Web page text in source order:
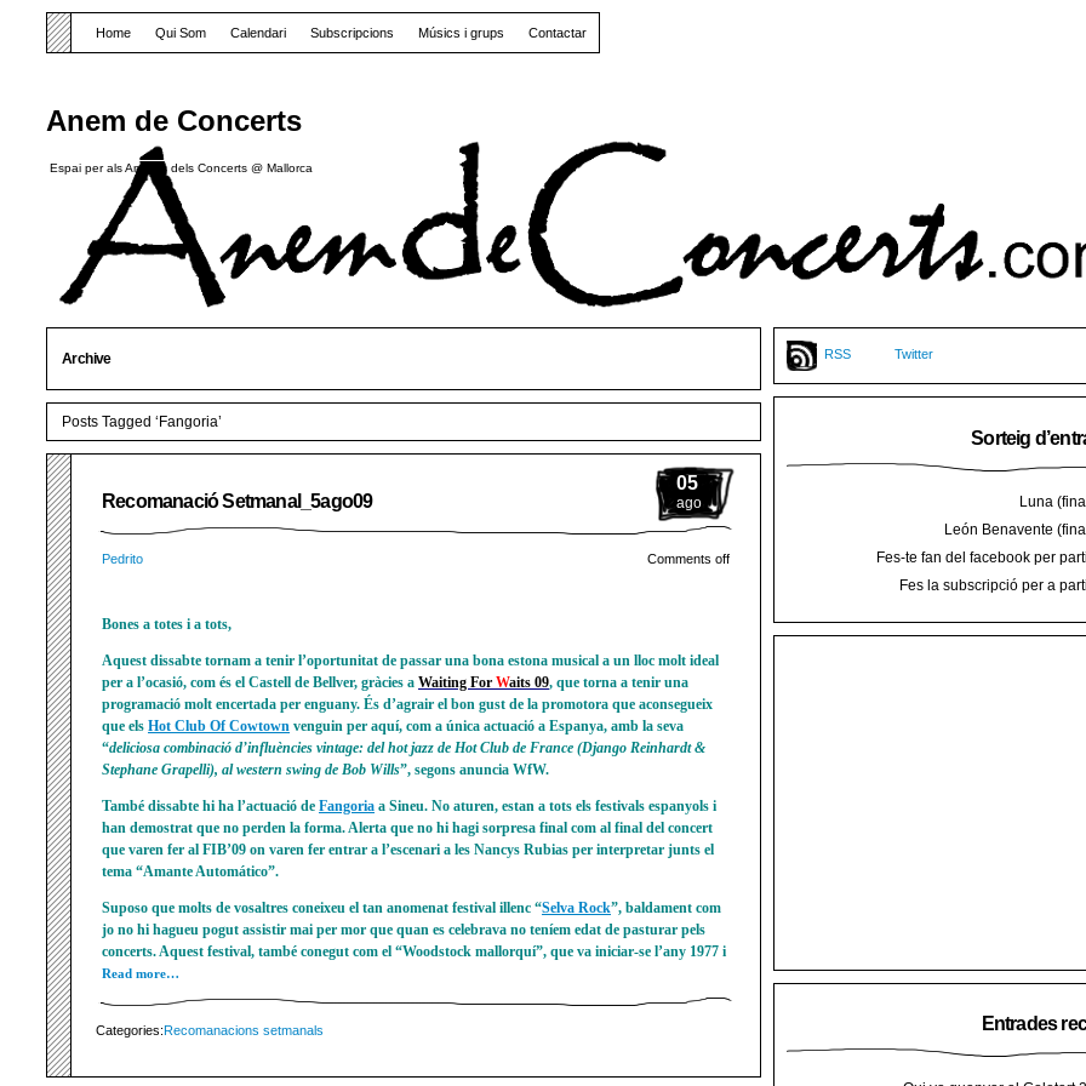
Anem de Concerts
Espai per als Amants dels Concerts @ Mallorca
Home Qui Som Calendari Subscripcions Músics i grups Contactar
Archive
Posts Tagged ‘Fangoria’
05
ago
Recomanació Setmanal_5ago09
Pedrito Comments off
Bones a totes i a tots,
Aquest dissabte tornam a tenir l’oportunitat de passar una bona estona musical a un lloc molt ideal
per a l’ocasió, com és el Castell de Bellver, gràcies a Waiting For Waits 09, que torna a tenir una
programació molt encertada per enguany. És d’agrair el bon gust de la promotora que aconsegueix
que els Hot Club Of Cowtown venguin per aquí, com a única actuació a Espanya, amb la seva
“deliciosa combinació d’influències vintage: del hot jazz de Hot Club de France (Django Reinhardt &
Stephane Grapelli), al western swing de Bob Wills”, segons anuncia WfW.
També dissabte hi ha l’actuació de Fangoria a Sineu. No aturen, estan a tots els festivals espanyols i
han demostrat que no perden la forma. Alerta que no hi hagi sorpresa final com al final del concert
que varen fer al FIB’09 on varen fer entrar a l’escenari a les Nancys Rubias per interpretar junts el
tema “Amante Automático”.
Suposo que molts de vosaltres coneixeu el tan anomenat festival illenc “Selva Rock”, baldament com
jo no hi hagueu pogut assistir mai per mor que quan es celebrava no teníem edat de pasturar pels
concerts. Aquest festival, també conegut com el “Woodstock mallorquí”, que va iniciar-se l’any 1977 i
Read more…
Categories:Recomanacions setmanals
RSS Twitter
Sorteig
Luna
León Benavente
Fes-te fan del facebook per
Fes la subscripció per a
Entrades